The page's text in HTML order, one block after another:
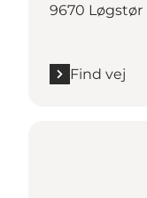
9670 Løgstør
Find vej